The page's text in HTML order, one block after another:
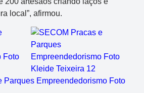
local”, afirmou.